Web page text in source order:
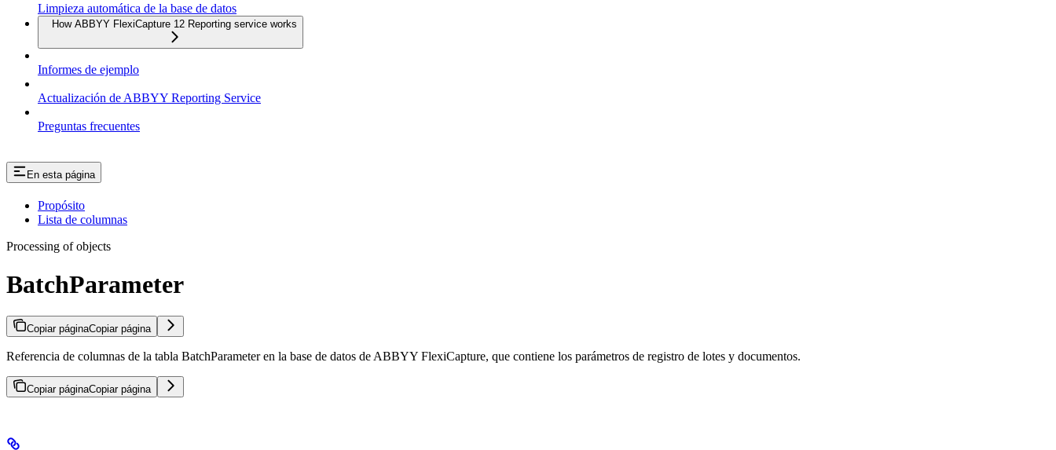
Limpieza automática de la base de datos
How ABBYY FlexiCapture 12 Reporting service works
Informes de ejemplo
Actualización de ABBYY Reporting Service
Preguntas frecuentes
En esta página
Propósito
Lista de columnas
Processing of objects
BatchParameter
Copiar páginaCopiar página
Referencia de columnas de la tabla BatchParameter en la base de datos de ABBYY FlexiCapture, que contiene los parámetros de registro de lotes y documentos.
Copiar páginaCopiar página